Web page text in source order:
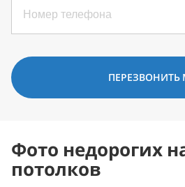
ПЕРЕЗВОНИТЬ
Фото недорогих
потолков